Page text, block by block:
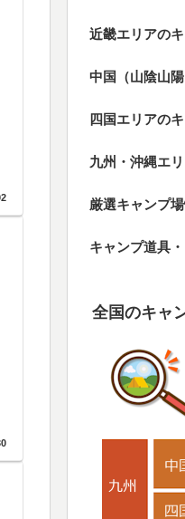
近畿エリアの
中国（山陰山
四国エリアの
九州・沖縄エ
厳選キャンプ
キャンプ道具
全国のキャ